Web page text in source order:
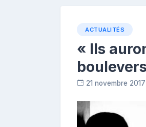
ACTUALITÉS
« Ils
21 novembre 2017